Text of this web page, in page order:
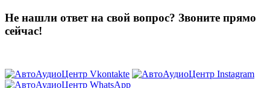
Не нашли ответ на свой вопрос? Звоните прямо
сейчас!